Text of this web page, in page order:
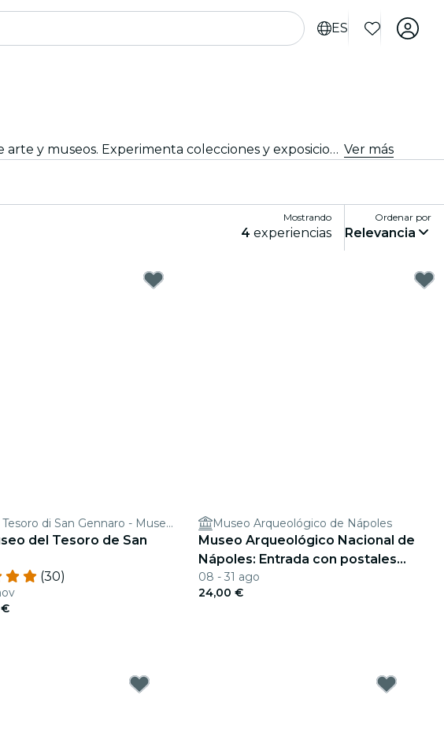
ES
Adéntrate en la vibrante escena artística y cultural de Nápoles con visitas a reconocidas galerías de arte y museos. Experimenta colecciones y exposiciones diversas que inspiran y cautivan. Ver más
Mostrando
4 experiencias
Ordenar por
Relevancia
Museo del Tesoro di San Gennaro - Museum of the Treasure of San Gennaro
del Tesoro de San
(30)
€
Museo Arqueológico de Nápoles
Museo Arqueológico Nacional de
Nápoles: Entrada con postales
Pemcards
08 - 31 ago
24,00 €